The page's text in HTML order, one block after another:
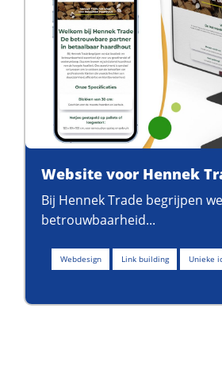
Website voor Hennek
Bij Hennek Trade begrijpen
betrouwbaarheid...
Webdesign Link building Unieke